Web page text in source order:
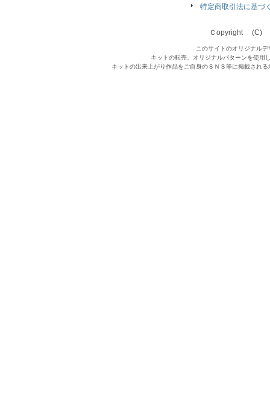
特定商取引法に基づ
Ｃopyright (C)
このサイトのオリジナル
キットの転売、オリジナルパターンを使用
キットの出来上がり作品をご自身のＳＮＳ等に掲載され